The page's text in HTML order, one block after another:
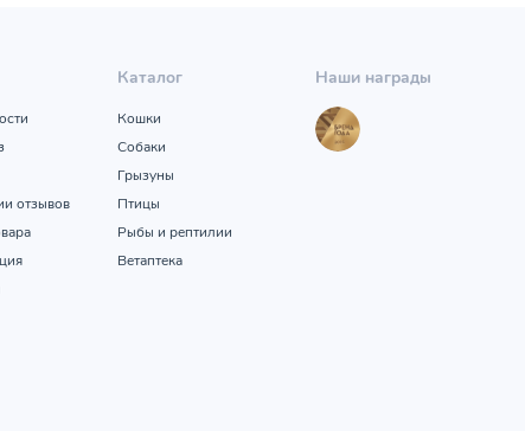
отзывов
Каталог
Кошки
Собаки
Грызуны
Птицы
Рыбы и рептилии
Ветаптека
Наши награды